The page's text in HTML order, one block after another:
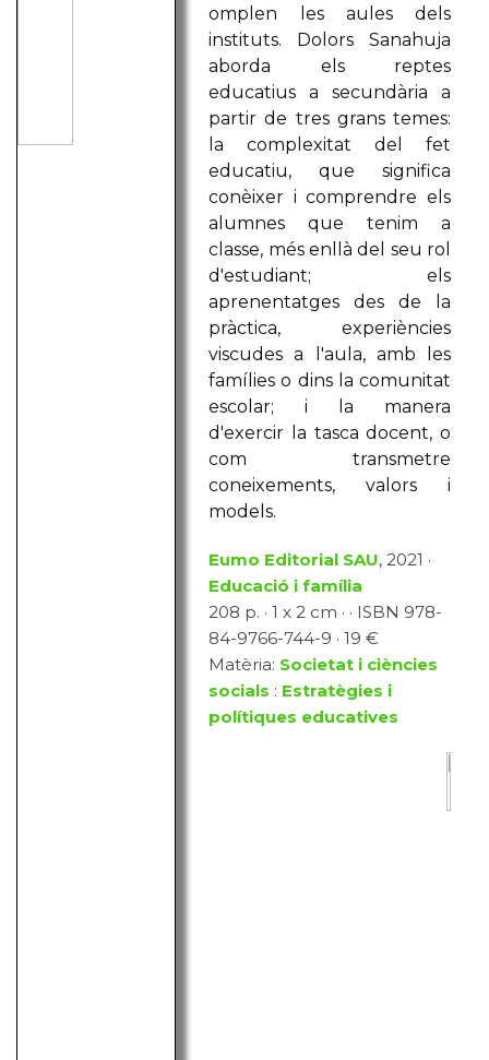
omplen les aules dels
instituts. Dolors Sanahuja
aborda els reptes
educatius a secundària a
partir de tres grans temes:
la complexitat del fet
educatiu, que significa
conèixer i comprendre els
alumnes que tenim a
classe, més enllà del seu rol
d'estudiant; els
aprenentatges des de la
pràctica, experiències
viscudes a l'aula, amb les
famílies o dins la comunitat
escolar; i la manera
d'exercir la tasca docent, o
com transmetre
coneixements, valors i
models.
Eumo Editorial SAU, 2021 ·
Educació i família
208 p. · 1 x 2 cm · · ISBN 978-
84-9766-744-9 · 19 €
Matèria: Societat i ciències
socials : Estratègies i
polítiques educatives